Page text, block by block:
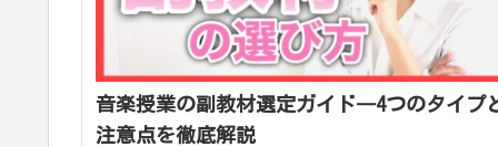
音楽授業の副教材選定ガイド―4つのタイプ
注意点を徹底解説